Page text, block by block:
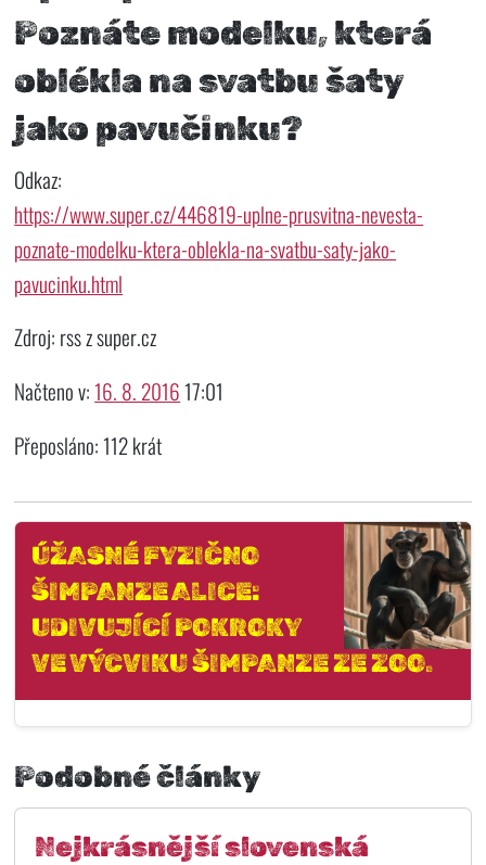
Poznáte modelku, která
oblékla na svatbu šaty
jako pavučinku?
Odkaz:
https://www.super.cz/446819-uplne-prusvitna-nevesta-
poznate-modelku-ktera-oblekla-na-svatbu-saty-jako-
pavucinku.html
Zdroj: rss z super.cz
Načteno v:16. 8. 201617:01
Přeposláno: 112 krát
ÚŽASNÉ FYZIČNO
ŠIMPANZE ALICE:
UDIVUJÍCÍ POKROKY
VE VÝCVIKU ŠIMPANZE ZE ZOO.
Podobné články
Nejkrásnější slovenská